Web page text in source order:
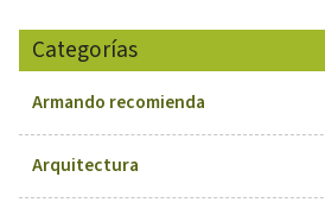
Categorías
Armando recomienda
Arquitectura